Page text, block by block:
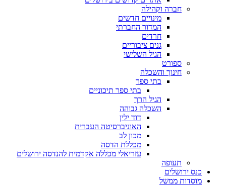
חברה וקהילה
מינויים חדשים
המדור החברתי
חרדים
גנים ציבוריים
הגיל השלישי
ספורט
חינוך והשכלה
בתי ספר
בתי ספר תיכוניים
הגיל הרך
השכלה גבוהה
דוד ילין
האוניברסיטה העברית
מכון לב
מכללת הדסה
עזריאלי מכללה אקדמית להנדסה ירושלים
תעופה
כנס ירושלים
מוסדות ממשל